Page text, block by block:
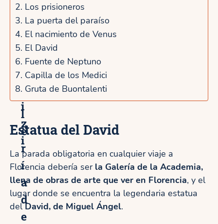
i
a
r
í
a
U
f
i
z
i
o
r
a
G
a
l
e
r
í
a
d
e
2. Los prisioneros
3. La puerta del paraíso
4. El nacimiento de Venus
5. El David
6. Fuente de Neptuno
7. Capilla de los Medici
8. Gruta de Buontalenti
Estatua del David
La parada obligatoria en cualquier viaje a
Florencia debería ser la Galería de la Academia,
llena de obras de arte que ver en Florencia, y el
lugar donde se encuentra la legendaria estatua
delDavid, de Miguel Ángel.